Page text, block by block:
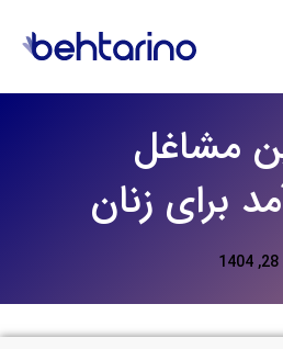
مشاغل
برای زنان